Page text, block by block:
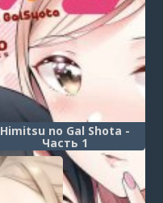
Himitsu no Gal Shota -
Часть 1